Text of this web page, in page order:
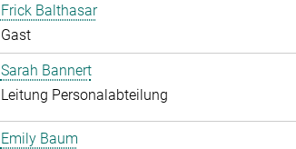
Frick Balthasar
Gast
Sarah Bannert
Leitung Personalabteilung
Emily Baum